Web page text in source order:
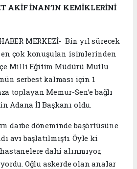
AKİF İNAN’IN KEMİKLERİNİ
MERKEZİ- Bin yıl sürecek
en çok konuşulan isimlerinden
Milli Eğitim Müdürü Mutlu
serbest kalması için 1
toplayan Memur-Sen’e bağlı
Adana İl Başkanı oldu.
darbe döneminde başörtüsüne
avı başlatılmıştı. Öyle ki
dahi alınmıyor,
Oğlu askerde olan analar